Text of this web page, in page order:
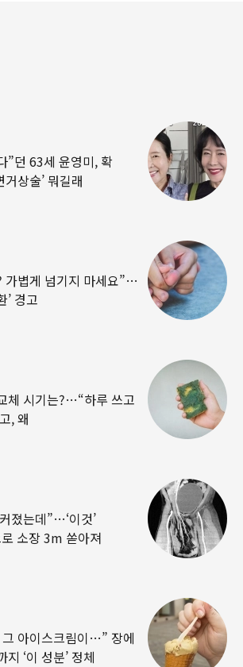
”던 63세 윤영미, 확
상술’ 뭐길래
가볍게 넘기지 마세요”…
’ 경고
체 시기는?…“하루 쓰고
, 왜
졌는데”…‘이것’
소장 3m 쏟아져
아이스크림이…” 장에
‘이 성분’ 정체